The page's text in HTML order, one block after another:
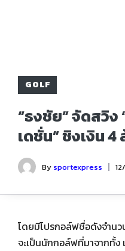
GOLF
“ธงชัย” จัดสวิง
เดชั่น” ชิงเงิน 4
By sportexpress
โดยมีโปรกอล์ฟชื่อดังจำนว
จะเป็นนักกอล์ฟที่มาจากทั้